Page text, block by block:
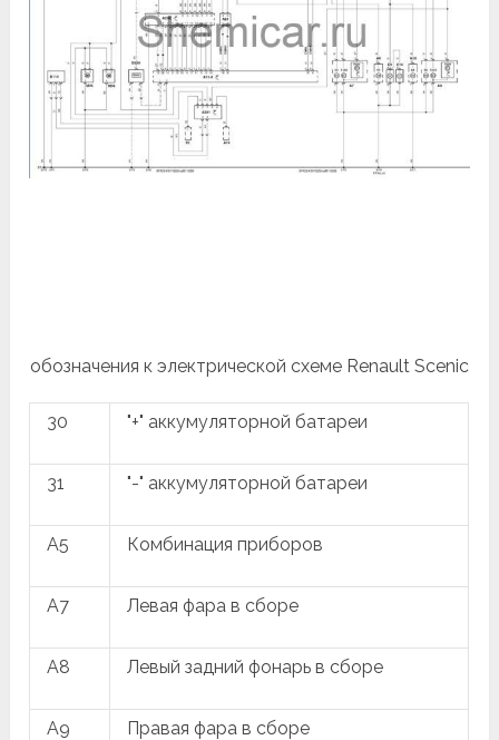
обозначения к электрической схеме Renault Scenic
30 "+" аккумуляторной батареи
31 "-" аккумуляторной батареи
A5 Комбинация приборов
A7 Левая фара в сборе
A8 Левый задний фонарь в сборе
A9 Правая фара в сборе